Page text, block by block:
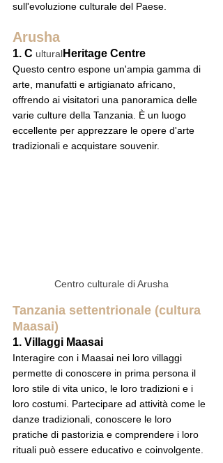
sull'evoluzione culturale del Paese.
Arusha
1. C ulturalHeritage Centre
Questo centro espone un'ampia gamma di
arte, manufatti e artigianato africano,
offrendo ai visitatori una panoramica delle
varie culture della Tanzania. È un luogo
eccellente per apprezzare le opere d'arte
tradizionali e acquistare souvenir.
Centro culturale di Arusha
Tanzania settentrionale (cultura
Maasai)
1. Villaggi Maasai
Interagire con i Maasai nei loro villaggi
permette di conoscere in prima persona il
loro stile di vita unico, le loro tradizioni e i
loro costumi. Partecipare ad attività come le
danze tradizionali, conoscere le loro
pratiche di pastorizia e comprendere i loro
rituali può essere educativo e coinvolgente.